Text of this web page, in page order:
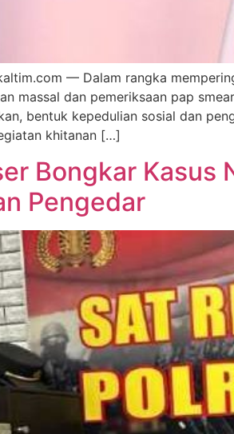
— Dalam rangka
massal dan pemeriksaan pap
bentuk kepedulian sosial dan
khitanan […]
Bongkar Kasus
Pengedar